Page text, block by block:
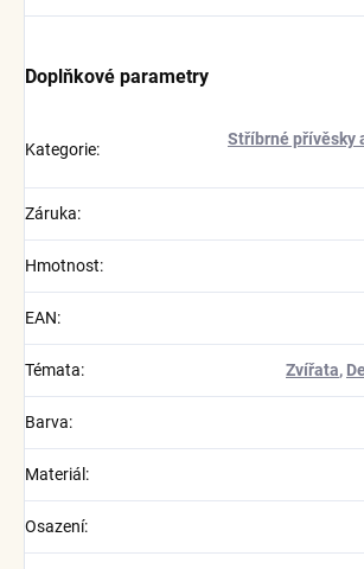
Doplňkové parametry
Kategorie:
Stříbrné přívěsky
Záruka:
Hmotnost:
EAN:
Témata: Zvířata,
Barva:
Materiál :
Osazení: